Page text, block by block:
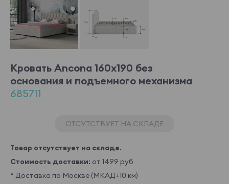
Кровать Ancona 160x190 без
основания и подъемного механизма
685711
ОТСУТСТВУЕТ НА СКЛАДЕ
Товар отсутствует на складе.
Стоимость доставки: от 1499 руб
* Доставка по Москве (МКАД+10 км)